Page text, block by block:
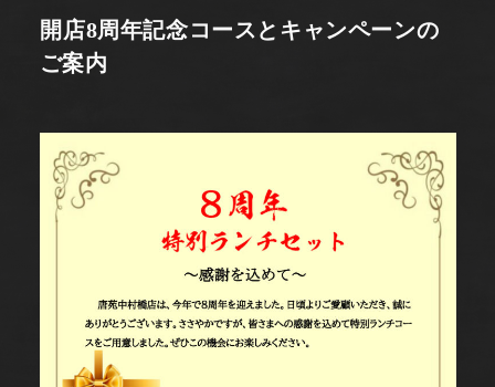
開店8周年記念コースとキャンペーンの
ご案内